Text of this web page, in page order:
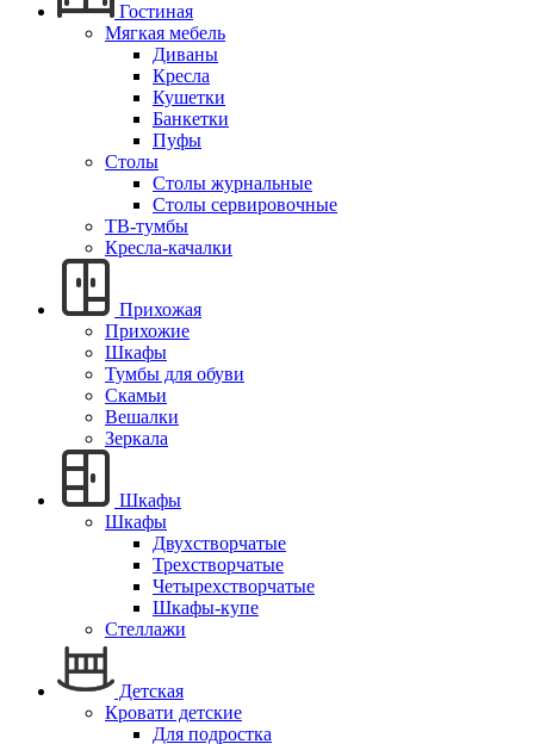
Гостиная
Мягкая мебель
Диваны
Кресла
Кушетки
Банкетки
Пуфы
Столы
Столы журнальные
Столы сервировочные
ТВ-тумбы
Кресла-качалки
Прихожая
Прихожие
Шкафы
Тумбы для обуви
Скамьи
Вешалки
Зеркала
Шкафы
Шкафы
Двухстворчатые
Трехстворчатые
Четырехстворчатые
Шкафы-купе
Стеллажи
Детская
Кровати детские
Для подростка